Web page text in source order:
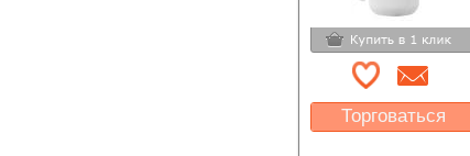
Торговаться